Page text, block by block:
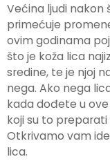
Većina ljudi nakon
primećuje
ovim godinama
što je koža lica
sredine, te je njoj
nega. Ako nega
kada dođete u
koji su to
Otkrivamo vam
lica.